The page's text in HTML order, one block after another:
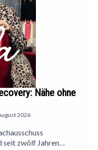
«
und Finanzen
Nähe ohne
2026
seit zwölf Jahren